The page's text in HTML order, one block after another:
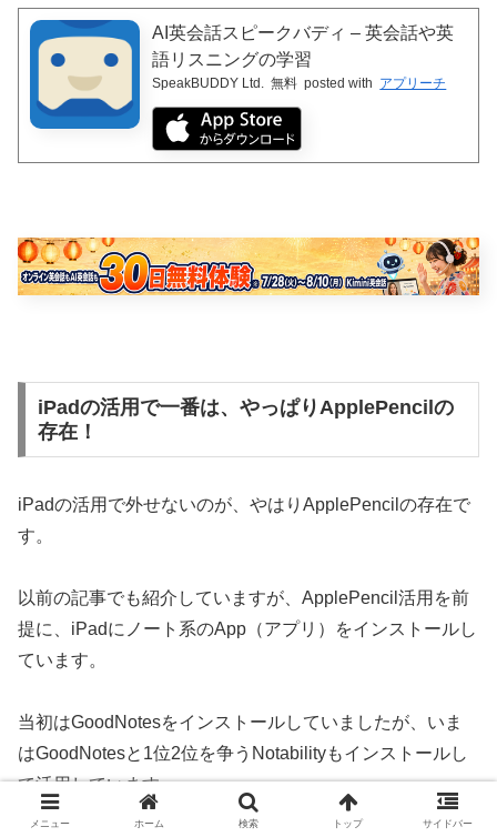
AI英会話スピークバディ – 英会話や英
語リスニングの学習
SpeakBUDDY Ltd. 無料 posted with アプリーチ
iPadの活用で一番は、やっぱりApplePencilの
存在！
iPadの活用で外せないのが、やはりApplePencilの存在で
す。
以前の記事でも紹介していますが、ApplePencil活用を前
提に、iPadにノート系のApp（アプリ）をインストールし
ています。
当初はGoodNotesをインストールしていましたが、いま
はGoodNotesと1位2位を争うNotabilityもインストールし
て活用しています。
メニュー ホーム 検索 トップ サイドバー